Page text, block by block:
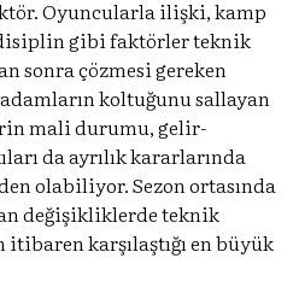
Oyuncularla ilişki, kamp
gibi faktörler teknik
sonra çözmesi gereken
koltuğunu sallayan
mali durumu, gelir-
da ayrılık kararlarında
olabiliyor. Sezon ortasında
değişikliklerde teknik
karşılaştığı en büyük